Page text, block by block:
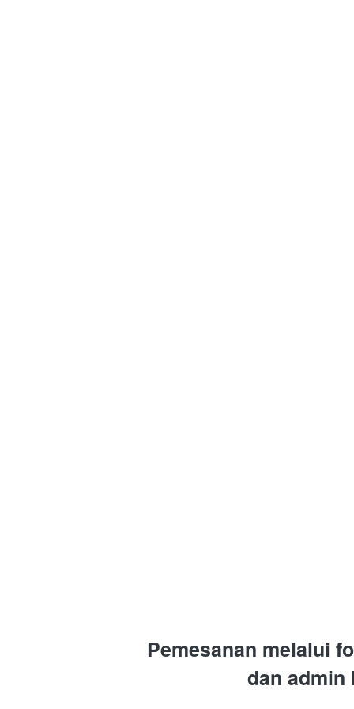
Pemesanan melalui
dan admin